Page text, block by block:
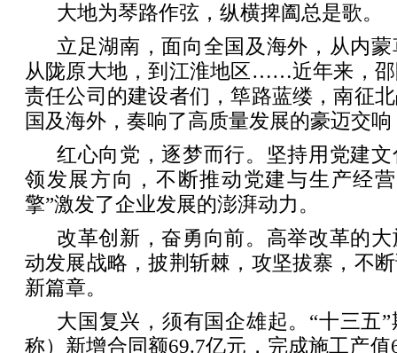
大地为琴路作弦，纵横捭阖总是歌。
立足湖南，面向全国及海外，从内
从陇原大地，到江淮地区……近年来，
责任公司的建设者们，筚路蓝缕，南征
国及海外，奏响了高质量发展的豪迈交响
红心向党，逐梦而行。坚持用党建
领发展方向，不断推动党建与生产经
擎”激发了企业发展的澎湃动力。
改革创新，奋勇向前。高举改革的
动发展战略，披荆斩棘，攻坚拔寨，不
新篇章。
大国复兴，须有国企雄起。“十三五
称）新增合同额69.7亿元，完成施工产值